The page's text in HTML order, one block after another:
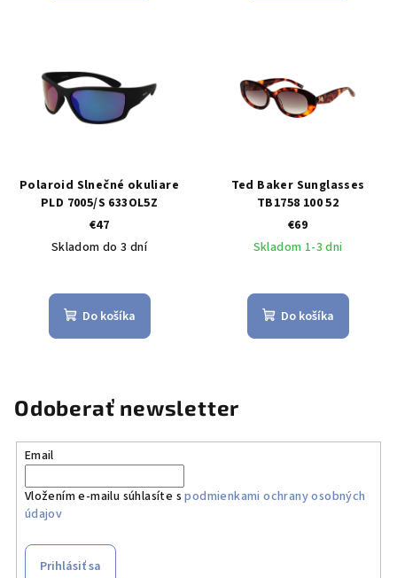
Polaroid Slnečné okuliare
PLD 7005/S 633OL5Z
€47
Skladom do 3 dní
Do košíka
Ted Baker Sunglasses
TB1758 100 52
€69
Skladom 1-3 dni
Do košíka
Odoberať newsletter
Email
Vložením e-mailu súhlasíte spodmienkami ochrany osobných
údajov
Prihlásiť sa